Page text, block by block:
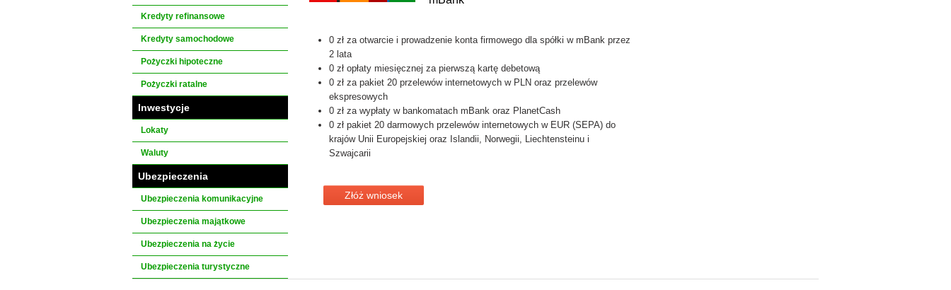
Kredyty refinansowe
Kredyty samochodowe
Pożyczki hipoteczne
Pożyczki ratalne
Inwestycje
Lokaty
Waluty
Ubezpieczenia
Ubezpieczenia komunikacyjne
Ubezpieczenia majątkowe
Ubezpieczenia na życie
Ubezpieczenia turystyczne
0 zł za otwarcie i prowadzenie konta firmowego dla spółki w mBank przez
2 lata
0 zł opłaty miesięcznej za pierwszą kartę debetową
0 zł za pakiet 20 przelewów internetowych w PLN oraz przelewów
ekspresowych
0 zł za wypłaty w bankomatach mBank oraz PlanetCash
0 zł pakiet 20 darmowych przelewów internetowych w EUR (SEPA) do
krajów Unii Europejskiej oraz Islandii, Norwegii, Liechtensteinu i
Szwajcarii
Złóż wniosek